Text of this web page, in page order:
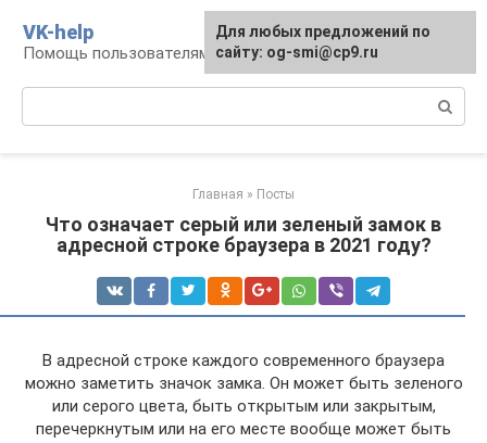
контенту
VK-help
Помощь пользователям соцсети ВКонтакте
Главная » Посты
Что означает серый или зеленый замок в
адресной строке браузера в 2021 году?
В адресной строке каждого современного браузера
можно заметить значок замка. Он может быть зеленого
или серого цвета, быть открытым или закрытым,
перечеркнутым или на его месте вообще может быть
Для любых предложений по
сайту: og-smi@cp9.ru